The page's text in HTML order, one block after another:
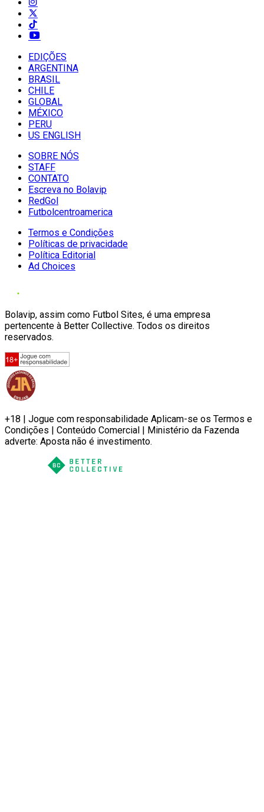
EDIÇÕES
ARGENTINA
BRASIL
CHILE
GLOBAL
MÉXICO
PERU
US ENGLISH
SOBRE NÓS
STAFF
CONTATO
Escreva no Bolavip
RedGol
Futbolcentroamerica
Termos e Condições
Políticas de privacidade
Política Editorial
Ad Choices
Bolavip, assim como Futbol Sites, é uma empresa
pertencente à Better Collective. Todos os direitos
reservados.
+18 | Jogue com responsabilidade Aplicam-se os Termos e
Condições | Conteúdo Comercial | Ministério da Fazenda
adverte: Aposta não é investimento.